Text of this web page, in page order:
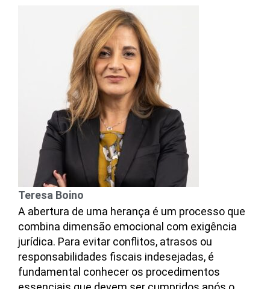
Teresa Boino
A abertura de uma herança é um processo que
combina dimensão emocional com exigência
jurídica. Para evitar conflitos, atrasos ou
responsabilidades fiscais indesejadas, é
fundamental conhecer os procedimentos